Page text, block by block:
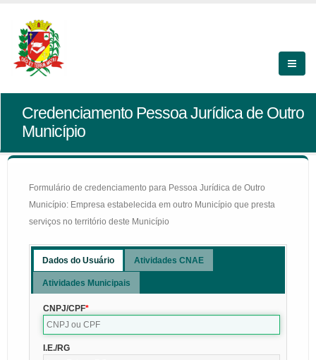
Credenciamento Pessoa Jurídica de Outro
Município
Formulário de credenciamento para Pessoa Jurídica de Outro
Município: Empresa estabelecida em outro Município que presta
serviços no território deste Município
Dados do Usuário Atividades CNAE
Atividades Municipais
CNPJ/CPF
I.E./RG